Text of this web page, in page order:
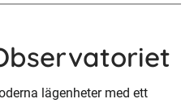
lägenheter med ett